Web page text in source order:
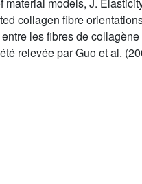
models, J.
collagen fibre
les fibres de
relevée par Guo et al.